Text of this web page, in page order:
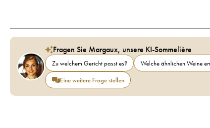
Fragen Sie Margaux, unsere KI-Sommelière
Zu welchem Gericht passt es? Welche ähnlichen Weine
Eine weitere Frage stellen